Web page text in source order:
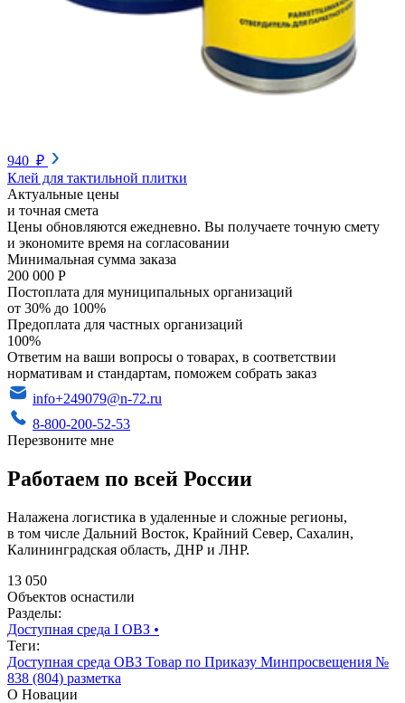
940 ₽
Клей для тактильной плитки
Актуальные цены
и точная смета
Цены обновляются ежедневно. Вы получаете точную смету
и экономите время на согласовании
Минимальная сумма заказа
200 000 Р
Постоплата для муниципальных организаций
от 30% до 100%
Предоплата для частных организаций
100%
Ответим на ваши вопросы о товарах, в соответствии
нормативам и стандартам, поможем собрать заказ
info+249079@n-72.ru
8-800-200-52-53
Перезвоните мне
Работаем по всей России
Налажена логистика в удаленные и сложные регионы,
в том числе Дальний Восток, Крайний Север, Сахалин,
Калининградская область, ДНР и ЛНР.
13 050
Объектов оснастили
Разделы:
Доступная среда I ОВЗ •
Теги:
Доступная среда ОВЗ Товар по Приказу Минпросвещения №
838 (804) разметка
О Новации